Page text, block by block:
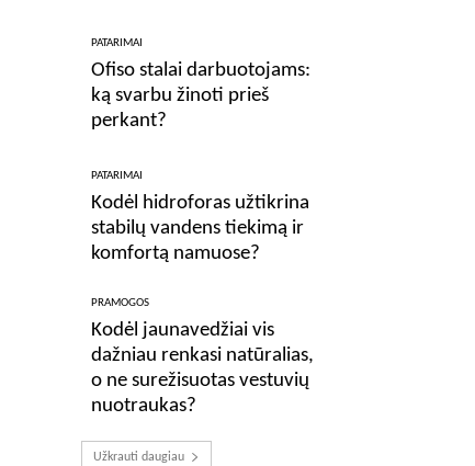
PATARIMAI
Ofiso stalai darbuotojams:
ką svarbu žinoti prieš
perkant?
PATARIMAI
Kodėl hidroforas užtikrina
stabilų vandens tiekimą ir
komfortą namuose?
PRAMOGOS
Kodėl jaunavedžiai vis
dažniau renkasi natūralias,
o ne surežisuotas vestuvių
nuotraukas?
Užkrauti daugiau